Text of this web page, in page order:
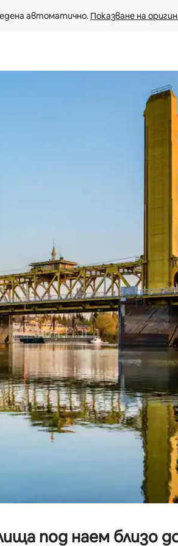
автоматично. Показване на
нагоре и надолу или навигирайте с
под наем